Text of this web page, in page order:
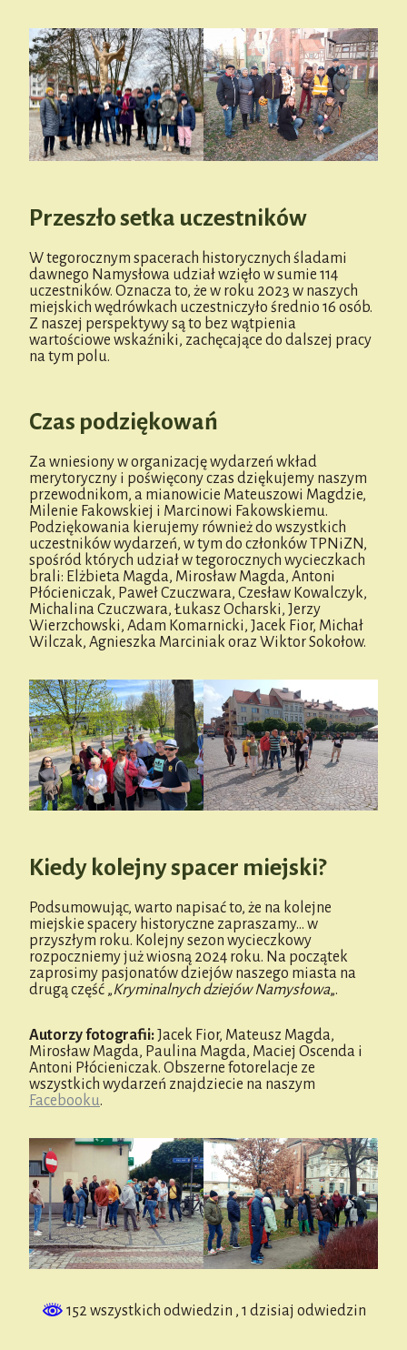
Przeszło setka uczestników
W tegorocznym spacerach historycznych śladami
dawnego Namysłowa udział wzięło w sumie 114
uczestników. Oznacza to, że w roku 2023 w naszych
miejskich wędrówkach uczestniczyło średnio 16 osób.
Z naszej perspektywy są to bez wątpienia
wartościowe wskaźniki, zachęcające do dalszej pracy
na tym polu.
Czas podziękowań
Za wniesiony w organizację wydarzeń wkład
merytoryczny i poświęcony czas dziękujemy naszym
przewodnikom, a mianowicie Mateuszowi Magdzie,
Milenie Fakowskiej i Marcinowi Fakowskiemu.
Podziękowania kierujemy również do wszystkich
uczestników wydarzeń, w tym do członków TPNiZN,
spośród których udział w tegorocznych wycieczkach
brali: Elżbieta Magda, Mirosław Magda, Antoni
Płócieniczak, Paweł Czuczwara, Czesław Kowalczyk,
Michalina Czuczwara, Łukasz Ocharski, Jerzy
Wierzchowski, Adam Komarnicki, Jacek Fior, Michał
Wilczak, Agnieszka Marciniak oraz Wiktor Sokołow.
Kiedy kolejny spacer miejski?
Podsumowując, warto napisać to, że na kolejne
miejskie spacery historyczne zapraszamy… w
przyszłym roku. Kolejny sezon wycieczkowy
rozpoczniemy już wiosną 2024 roku. Na początek
zaprosimy pasjonatów dziejów naszego miasta na
drugą część „Kryminalnych dziejów Namysłowa„.
Autorzy fotografii:Jacek Fior, Mateusz Magda,
Mirosław Magda, Paulina Magda, Maciej Oscenda i
Antoni Płócieniczak. Obszerne fotorelacje ze
wszystkich wydarzeń znajdziecie na naszym
Facebooku.
152 wszystkich odwiedzin , 1 dzisiaj odwiedzin